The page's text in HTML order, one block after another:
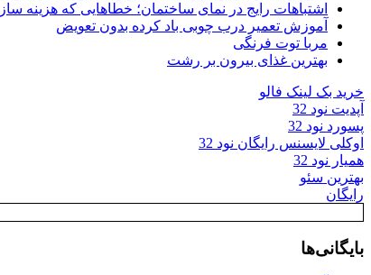
اشتباهات رایج در نمای ساختمان؛ خطاهایی که هزینه
آموزش تعمیر درب چوبی باد کرده بدون تعویض
مربا توت فرنگی
بهترین غذای بیرون بر رشت
خرید بک لینک فالو
آپدیت نود 32
پسورد نود 32
اوکلی لایسنس رایگان نود 32
همیار نود 32
بهترین سئو
رایگان
بایگانی‌ها